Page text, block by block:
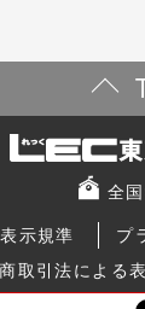
全
示規準 プ
取引法による